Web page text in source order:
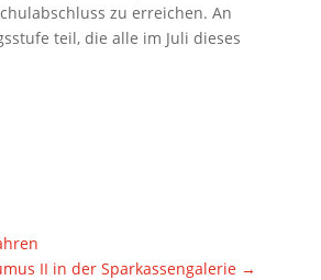
zu erreichen. An
teil, die alle im Juli dieses
II in der Sparkassengalerie →